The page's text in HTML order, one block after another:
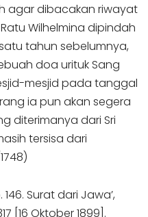
agar dibacakan riwayat
Wilhelmina dipindah
tahun sebelumnya,
doa urituk Sang
mesjid pada tanggal
ia pun akan segera
diterimanya dari Sri
tersisa dari
146. Surat dari Jawa’,
[16 Oktober 1899].